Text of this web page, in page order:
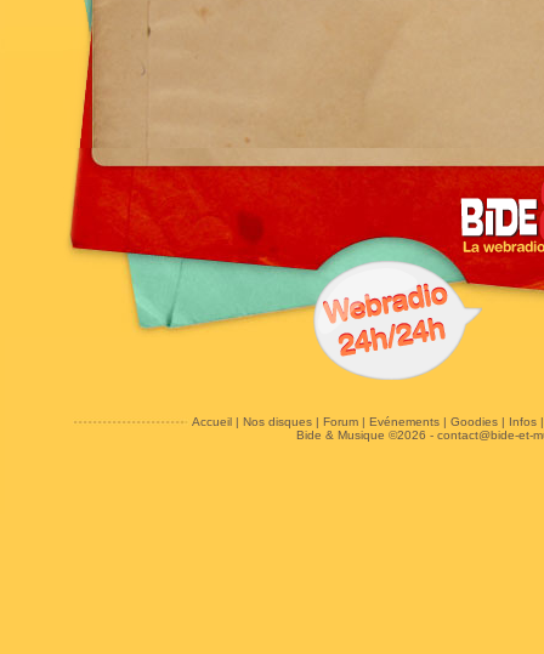
Accueil| Nos disques| Forum| Evénements| Goodies| Infos
Bide & Musique ©2026 - contact@bide-et-